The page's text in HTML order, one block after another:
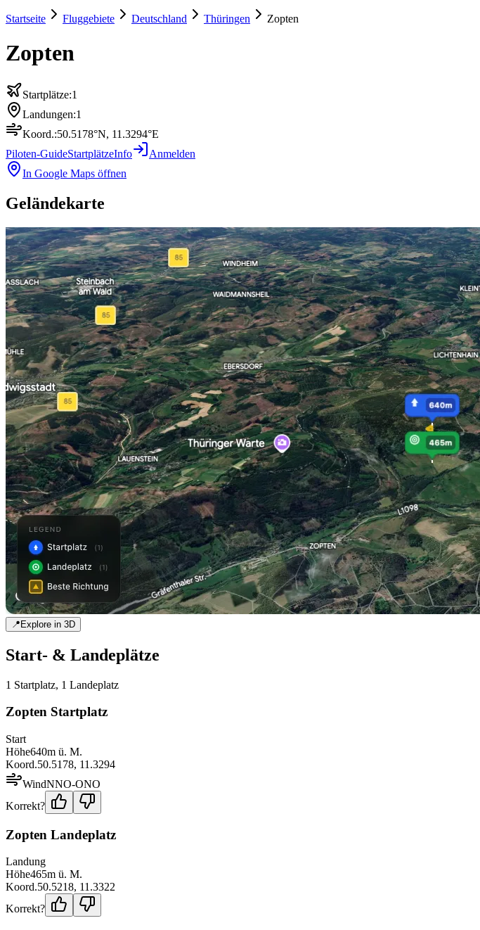
Startseite Fluggebiete Deutschland Thüringen Zopten
Zopten
Startplätze:1
Landungen:1
Koord.:50.5178°N, 11.3294°E
Piloten-GuideStartplätzeInfo
Anmelden
In Google Maps öffnen
Geländekarte
📍Explore in 3D
Start- & Landeplätze
1 Startplatz, 1 Landeplatz
Zopten Startplatz
Start
Höhe640m ü. M.
Koord.50.5178, 11.3294
WindNNO-ONO
Korrekt?
Zopten Landeplatz
Landung
Höhe465m ü. M.
Koord.50.5218, 11.3322
Korrekt?